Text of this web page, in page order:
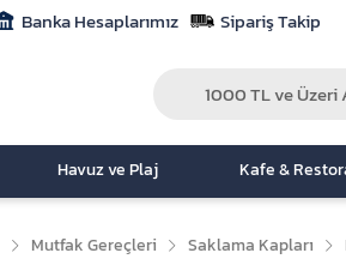
Banka Hesaplarımız Sipariş Takip
Havuz ve Plaj Kafe &
Mutfak Gereçleri Saklama Kapları